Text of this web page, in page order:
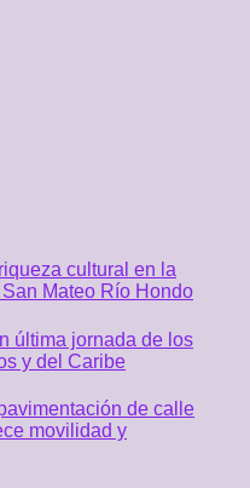
cultural en la
Mateo Río Hondo
última jornada de los
y del Caribe
de calle
movilidad y